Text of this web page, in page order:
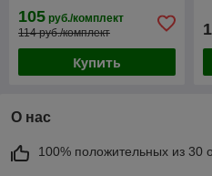
105 руб./комплект
114 руб./комплект
Купить
О нас
100% положительных из 30